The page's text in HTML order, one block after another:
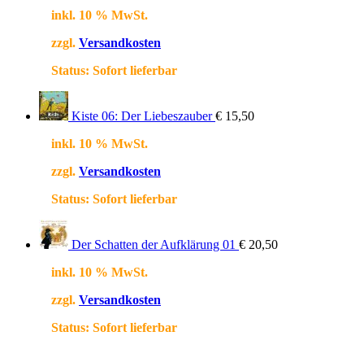
inkl. 10 % MwSt.
zzgl. Versandkosten
Status: Sofort lieferbar
Kiste 06: Der Liebeszauber € 15,50
inkl. 10 % MwSt.
zzgl. Versandkosten
Status: Sofort lieferbar
Der Schatten der Aufklärung 01 € 20,50
inkl. 10 % MwSt.
zzgl. Versandkosten
Status: Sofort lieferbar